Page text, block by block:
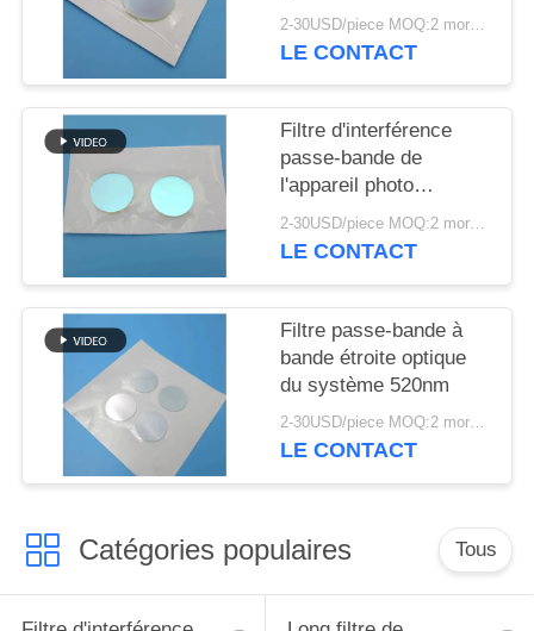
SITE
PRIVACY
POLICY
2-30USD/piece MOQ:2 morceaux
LE CONTACT
Filtre d'interférence
passe-bande de
l'appareil photo
numérique 750nm
2-30USD/piece MOQ:2 morceaux
LE CONTACT
Filtre passe-bande à
bande étroite optique
du système 520nm
2-30USD/piece MOQ:2 morceaux
LE CONTACT
Catégories populaires Tous